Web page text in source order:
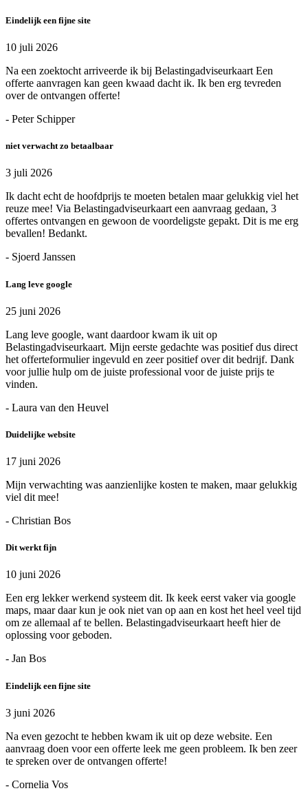
Eindelijk een fijne site
10 juli 2026
Na een zoektocht arriveerde ik bij Belastingadviseurkaart Een
offerte aanvragen kan geen kwaad dacht ik. Ik ben erg tevreden
over de ontvangen offerte!
- Peter Schipper
niet verwacht zo betaalbaar
3 juli 2026
Ik dacht echt de hoofdprijs te moeten betalen maar gelukkig viel het
reuze mee! Via Belastingadviseurkaart een aanvraag gedaan, 3
offertes ontvangen en gewoon de voordeligste gepakt. Dit is me erg
bevallen! Bedankt.
- Sjoerd Janssen
Lang leve google
25 juni 2026
Lang leve google, want daardoor kwam ik uit op
Belastingadviseurkaart. Mijn eerste gedachte was positief dus direct
het offerteformulier ingevuld en zeer positief over dit bedrijf. Dank
voor jullie hulp om de juiste professional voor de juiste prijs te
vinden.
- Laura van den Heuvel
Duidelijke website
17 juni 2026
Mijn verwachting was aanzienlijke kosten te maken, maar gelukkig
viel dit mee!
- Christian Bos
Dit werkt fijn
10 juni 2026
Een erg lekker werkend systeem dit. Ik keek eerst vaker via google
maps, maar daar kun je ook niet van op aan en kost het heel veel tijd
om ze allemaal af te bellen. Belastingadviseurkaart heeft hier de
oplossing voor geboden.
- Jan Bos
Eindelijk een fijne site
3 juni 2026
Na even gezocht te hebben kwam ik uit op deze website. Een
aanvraag doen voor een offerte leek me geen probleem. Ik ben zeer
te spreken over de ontvangen offerte!
- Cornelia Vos